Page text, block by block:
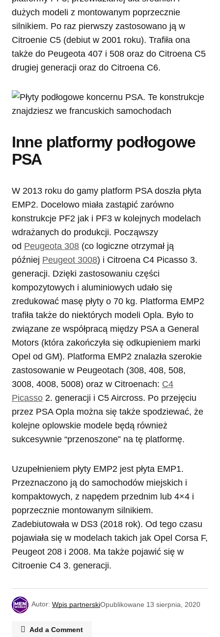
dużych modeli z montowanym poprzecznie
silnikiem. Po raz pierwszy zastosowano ją w
Citroenie C5 (debiut w 2001 roku). Trafiła ona
także do Peugeota 407 i 508 oraz do Citroena C5
drugiej generacji oraz do Citroena C6.
Inne platformy podłogowe
PSA
W 2013 roku do gamy platform PSA doszła płyta
EMP2. Docelowo miała zastąpić zarówno
konstrukcje PF2 jak i PF3 w kolejnych modelach
wdrażanych do produkcji. Począwszy
od Peugeota 308 (co logiczne otrzymał ją
później Peugeot 3008) i Citroena C4 Picasso 3.
generacji. Dzięki zastosowaniu części
kompozytowych i aluminiowych udało się
zredukować masę płyty o 70 kg. Platforma EMP2
trafiła także do niektórych modeli Opla. Było to
związane ze współpracą między PSA a General
Motors (która zakończyła się odkupieniem marki
Opel od GM). Platforma EMP2 znalazła szerokie
zastosowanie w Peugeotach (308, 408, 508,
3008, 4008, 5008) oraz w Citroenach: C4
Picasso 2. generacji i C5 Aircross. Po przejęciu
przez PSA Opla można się także spodziewać, że
kolejne oplowskie modele będą również
sukcesywnie “przenoszone” na tę platformę.
Uzupełnieniem płyty EMP2 jest płyta EMP1.
Przeznaczono ją do samochodów miejskich i
kompaktowych, z napędem przednim lub 4×4 i
poprzecznie montowanym silnikiem.
Zadebiutowała w DS3 (2018 rok). Od tego czasu
pojawiała się w modelach takich jak Opel Corsa F,
Peugeot 208 i 2008. Ma także pojawić się w
Citroenie C4 3. generacji.
Autor: Wpis partnerskiOpublikowane 13 sierpnia, 2020
Add a Comment